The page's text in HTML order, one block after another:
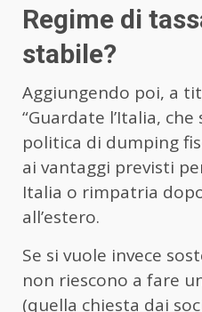
Regime di
stabile?
Aggiungendo poi, a
“Guardate l’Italia,
politica di dumping
ai vantaggi previsti
Italia o rimpatria
all’estero.
Se si vuole invece
non riescono a fare
(quella chiesta dai